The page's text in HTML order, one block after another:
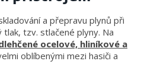
a přepravu plynů při
tzv. stlačené plyny. Na
ocelové, hliníkové a
oblíbenými mezi hasiči a